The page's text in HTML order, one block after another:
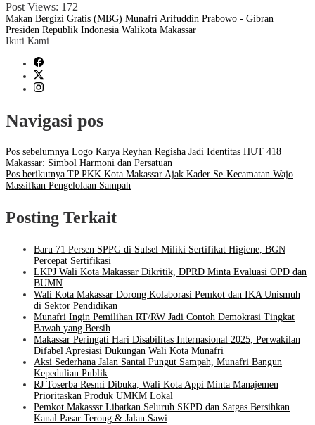
Post Views: 172
Makan Bergizi Gratis (MBG) Munafri Arifuddin Prabowo - Gibran
Presiden Republik Indonesia Walikota Makassar
Ikuti Kami
Navigasi pos
Pos sebelumnya Logo Karya Reyhan Regisha Jadi Identitas HUT 418
Makassar: Simbol Harmoni dan Persatuan
Pos berikutnya TP PKK Kota Makassar Ajak Kader Se-Kecamatan Wajo
Massifkan Pengelolaan Sampah
Posting Terkait
Baru 71 Persen SPPG di Sulsel Miliki Sertifikat Higiene, BGN
Percepat Sertifikasi
LKPJ Wali Kota Makassar Dikritik, DPRD Minta Evaluasi OPD dan
BUMN
Wali Kota Makassar Dorong Kolaborasi Pemkot dan IKA Unismuh
di Sektor Pendidikan
Munafri Ingin Pemilihan RT/RW Jadi Contoh Demokrasi Tingkat
Bawah yang Bersih
Makassar Peringati Hari Disabilitas Internasional 2025, Perwakilan
Difabel Apresiasi Dukungan Wali Kota Munafri
Aksi Sederhana Jalan Santai Pungut Sampah, Munafri Bangun
Kepedulian Publik
RJ Toserba Resmi Dibuka, Wali Kota Appi Minta Manajemen
Prioritaskan Produk UMKM Lokal
Pemkot Makasssr Libatkan Seluruh SKPD dan Satgas Bersihkan
Kanal Pasar Terong & Jalan Sawi